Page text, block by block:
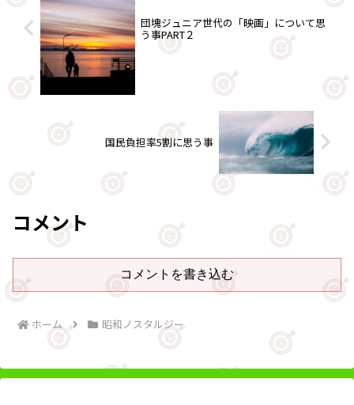
団塊ジュニア世代の「映画」について思
う事PART２
国民負担率5割に思う事
コメント
コメントを書き込む
ホーム 昭和ノスタルジー